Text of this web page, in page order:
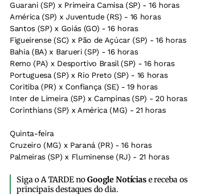
Guarani (SP) x Primeira Camisa (SP) - 16 horas
América (SP) x Juventude (RS) - 16 horas
Santos (SP) x Goiás (GO) - 16 horas
Figueirense (SC) x Pão de Açúcar (SP) - 16 horas
Bahia (BA) x Barueri (SP) - 16 horas
Remo (PA) x Desportivo Brasil (SP) - 16 horas
Portuguesa (SP) x Rio Preto (SP) - 16 horas
Coritiba (PR) x Confiança (SE) - 19 horas
Inter de Limeira (SP) x Campinas (SP) - 20 horas
Corinthians (SP) x América (MG) - 21 horas
Quinta-feira
Cruzeiro (MG) x Paraná (PR) - 16 horas
Palmeiras (SP) x Fluminense (RJ) - 21 horas
Siga o A TARDE noGoogle Notíciase receba os
principais destaques do dia.